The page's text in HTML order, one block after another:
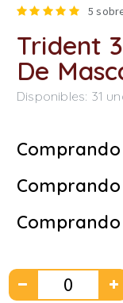
5
Trident
De
Disponibles: 31
Comprando
Comprando
Comprando